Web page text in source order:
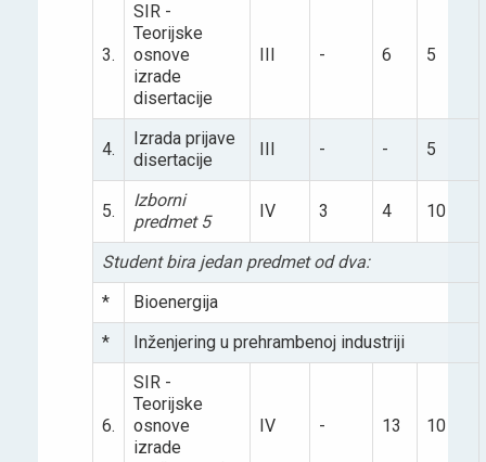
3.
SIR -
Teorijske
osnove
izrade
disertacije
- 6 5
4.
Izrada prijave
disertacije
- - 5
5.
Izborni
predmet 5
IV 3 4 10
Student bira jedan predmet od dva:
*
Bioenergija
*
Inženjering u prehrambenoj industriji
6.
SIR -
Teorijske
osnove
izrade
IV - 13 10